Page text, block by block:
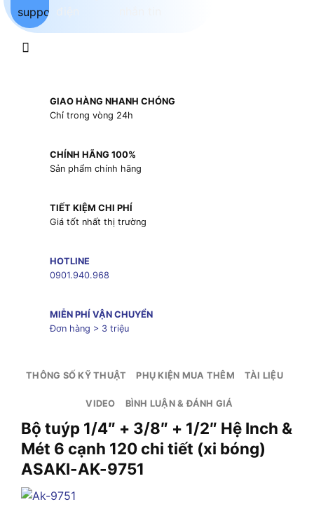
GIAO HÀNG NHANH CHÓNG
Chỉ trong vòng 24h
CHÍNH HÃNG 100%
Sản phẩm chính hãng
TIẾT KIỆM CHI PHÍ
Giá tốt nhất thị trường
HOTLINE
0901.940.968
MIỄN PHÍ VẬN CHUYỂN
Đơn hàng > 3 triệu
THÔNG SỐ KỸ THUẬT PHỤ KIỆN MUA THÊM TÀI LIỆU
VIDEO BÌNH LUẬN & ĐÁNH GIÁ
Bộ tuýp 1/4″ + 3/8″ + 1/2″ Hệ Inch &
Mét 6 cạnh 120 chi tiết (xi bóng)
ASAKI-AK-9751